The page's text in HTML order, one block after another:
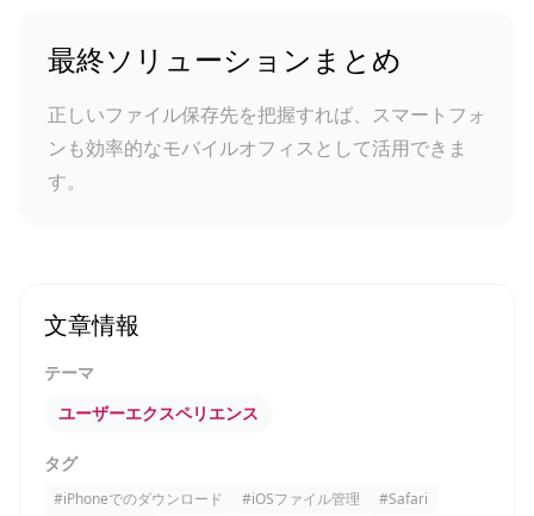
最終ソリューションまとめ
正しいファイル保存先を把握すれば、スマートフォ
ンも効率的なモバイルオフィスとして活用できま
す。
文章情報
テーマ
ユーザーエクスペリエンス
タグ
#iPhoneでのダウンロード #iOSファイル管理 #Safari